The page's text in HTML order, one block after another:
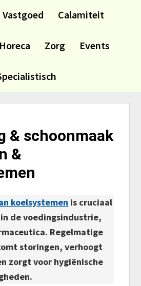
Vastgoed Calamiteit
Horeca Zorg Events
& schoonmaak
&
koelsystemen is cruciaal
de voedingsindustrie,
Regelmatige
storingen, verhoogt
zorgt voor hygiënische